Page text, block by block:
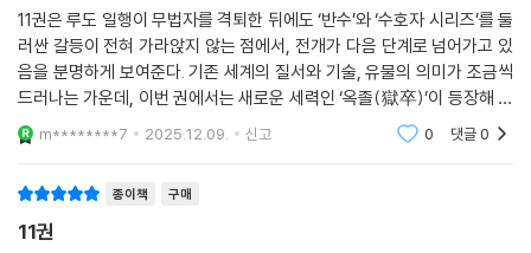
11권은 루도 일행이 무법자를 격퇴한 뒤에도 ‘반수’와 ‘수호자 시리즈’를 둘
러싼 갈등이 전혀 가라앉지 않는 점에서, 전개가 다음 단계로 넘어가고 있
음을 분명하게 보여준다. 기존 세계의 질서와 기술, 유물의 의미가 조금씩
드러나는 가운데, 이번 권에서는 새로운 세력인 ‘옥졸(獄卒)’이 등장해 이
야기에 커다란 축이 더해진다. 하계를 관리하는 존재들이 루도의 행동에
직접 관
m********7 2025.12.09. 신고 0 댓글0
종이책 구매
11권